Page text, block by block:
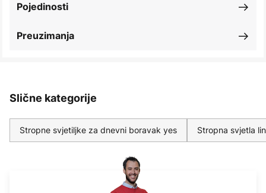
Pojedinosti
Preuzimanja
Slične kategorije
Stropne svjetiljke za dnevni boravak yes Stropna svjetla